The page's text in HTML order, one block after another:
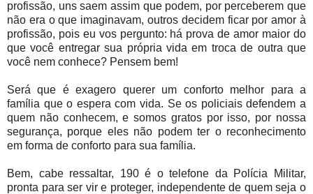
profissão, uns saem assim que podem, por perceberem que
não era o que imaginavam, outros decidem ficar por amor à
profissão, pois eu vos pergunto: há prova de amor maior do
que você entregar sua própria vida em troca de outra que
você nem conhece? Pensem bem!
Será que é exagero querer um conforto melhor para a
família que o espera com vida. Se os policiais defendem a
quem não conhecem, e somos gratos por isso, por nossa
segurança, porque eles não podem ter o reconhecimento
em forma de conforto para sua família.
Bem, cabe ressaltar, 190 é o telefone da Polícia Militar,
pronta para ser vir e proteger, independente de quem seja o